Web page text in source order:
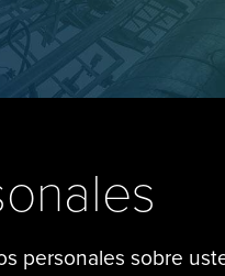
personales sobre